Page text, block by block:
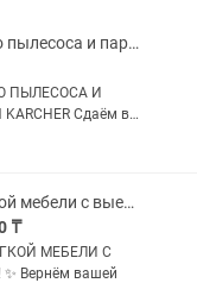
1 000...
Аренда моющего пылесоса и пароочистителя Karcher,керхер, сутки химчистка
ПЫЛЕСОСА И
Сдаём в
технику для
офиса и
чистки ковров иХимчистка мягкой мебели с выездом на дом!
₸
МЕБЕЛИ С